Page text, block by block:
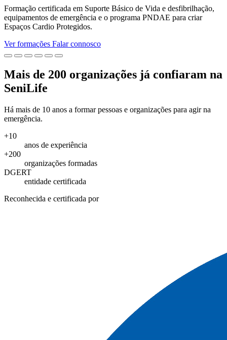
Formação certificada em Suporte Básico de Vida e desfibrilhação,
equipamentos de emergência e o programa PNDAE para criar
Espaços Cardio Protegidos.
Ver formações Falar connosco
Mais de 200 organizações já confiaram na
SeniLife
Há mais de 10 anos a formar pessoas e organizações para agir na
emergência.
+10
anos de experiência
+200
organizações formadas
DGERT
entidade certificada
Reconhecida e certificada por